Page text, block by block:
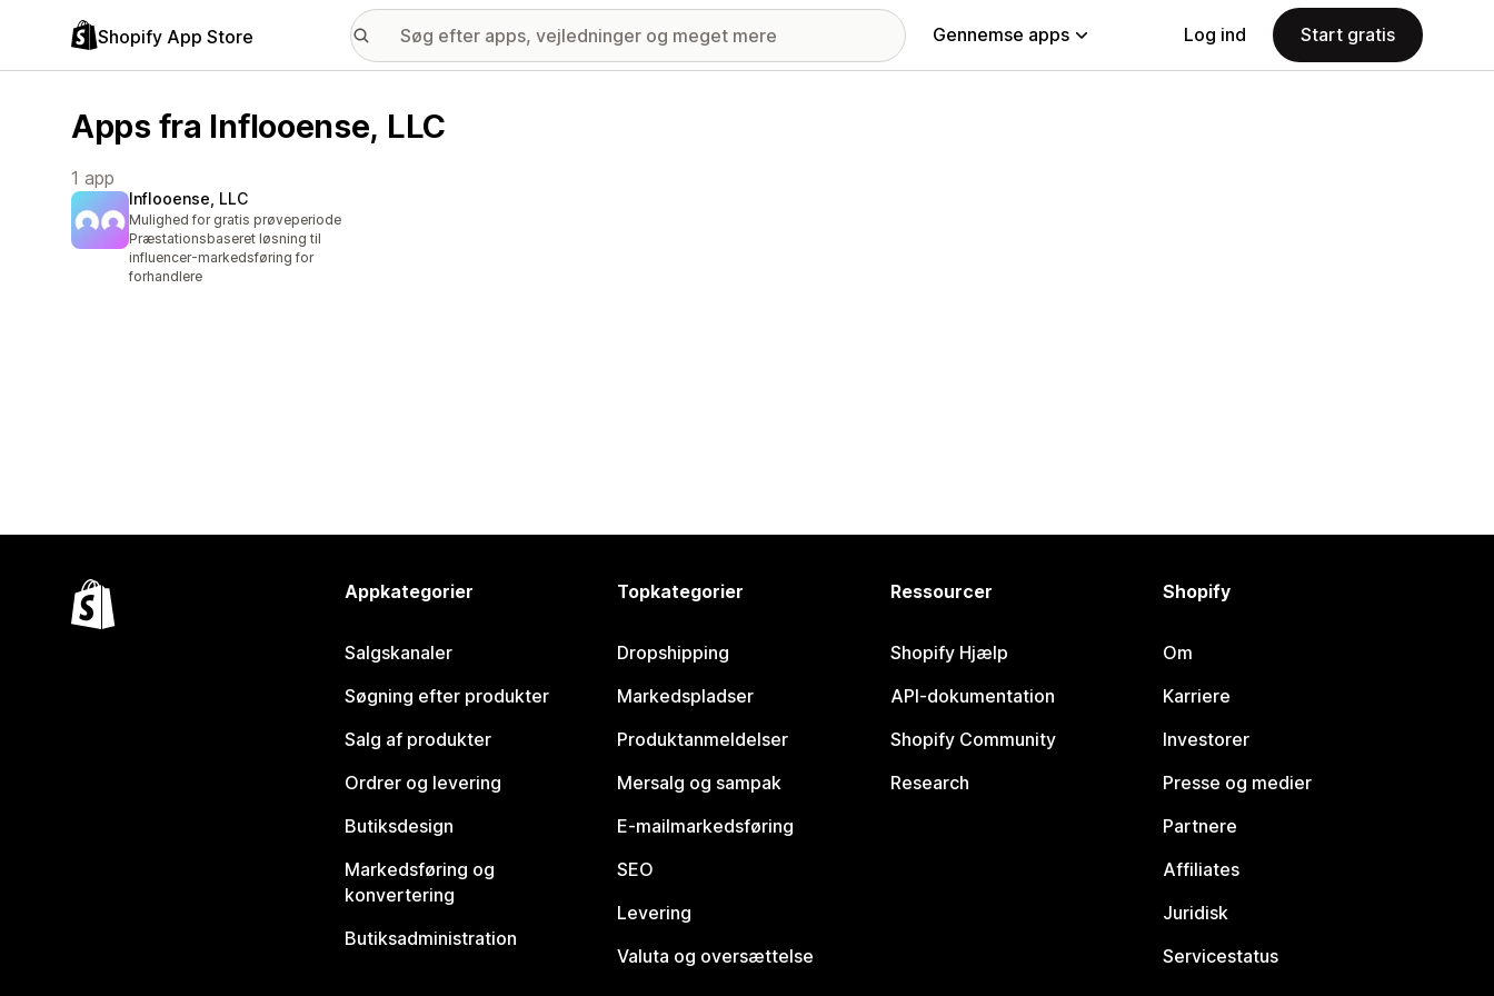
Shopify App Store Gennemse apps Log ind Start gratis
Apps fra Inflooense, LLC
1 app
Inflooense, LLC
Mulighed for gratis prøveperiode
Præstationsbaseret løsning til
influencer-markedsføring for
forhandlere
Appkategorier
Salgskanaler
Søgning efter produkter
Salg af produkter
Ordrer og levering
Butiksdesign
Markedsføring og
konvertering
Butiksadministration
Topkategorier
Dropshipping
Markedspladser
Produktanmeldelser
Mersalg og sampak
E-mailmarkedsføring
SEO
Levering
Valuta og oversættelse
Ressourcer
Shopify Hjælp
API-dokumentation
Shopify Community
Research
Shopify
Om
Karriere
Investorer
Presse og medier
Partnere
Affiliates
Juridisk
Servicestatus